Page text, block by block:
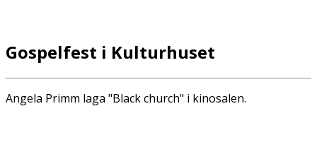
Gospelfest i Kulturhuset
Angela Primm laga "Black church" i kinosalen.